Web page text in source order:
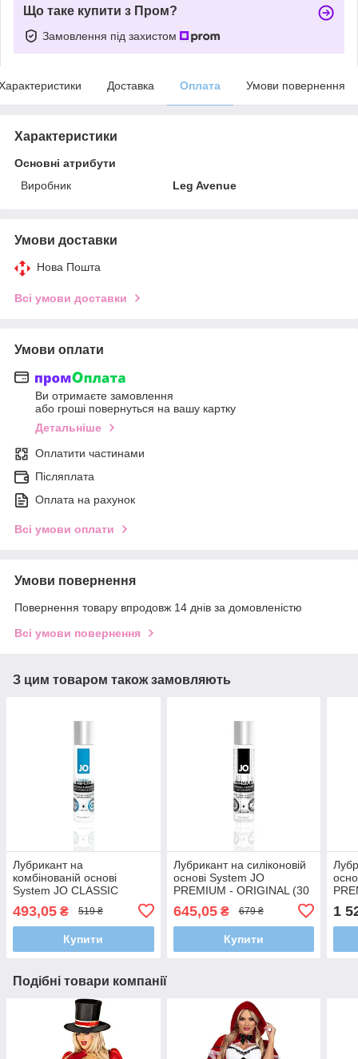
Що таке купити з Пром?
Замовлення під захистом
Доставка Оплата Умови повернення
Характеристики
Основні атрибути
Виробник
Leg Avenue
Умови доставки
Нова Пошта
Всі умови доставки
Умови оплати
Ви отримаєте замовлення
або гроші повернуться на вашу картку
Детальніше
Оплатити частинами
Післяплата
Оплата на рахунок
Всі умови оплати
Умови повернення
Повернення товару впродовж 14 днів за домовленістю
Всі умови повернення
З цим товаром також замовляють
Лубрикант на
комбінованій основі
System JO CLASSIC
493,05 ₴ 519 ₴
Купити
Лубрикант на силіконовій
основі System JO
PREMIUM - ORIGINAL (30
645,05₴ 679 ₴
Купити
1
Подібні товари компанії